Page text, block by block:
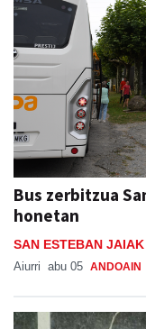
Bus zerbitzua
honetan
SAN ESTEBAN
Aiurri abu 05 ANDOAIN